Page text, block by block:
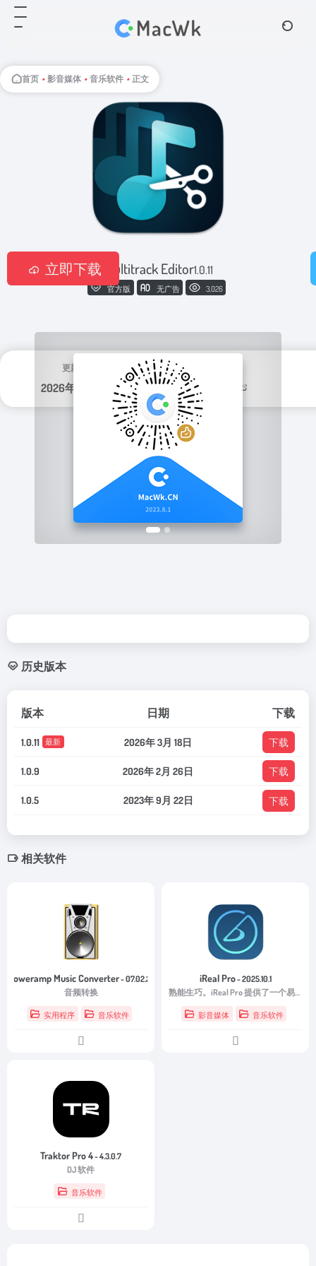
首页 • 影音媒体 • 音乐软件 • 正文
Multitrack Editor1.0.11
官方版 无广告 3,026
更新日期：
2026年 3月 18日 音乐软件
立即下载
历史版本
版本 日期 下载
1.0.11 最新 2026年 3月 18日 下载
1.0.9 2026年 2月 26日 下载
1.0.5 2023年 9月 22日 下载
相关软件
Music Converter- 07.02.2025
音频转换
实用程序 音乐软件
iReal Pro- 2025.10.1
熟能生巧。iReal Pro 提供了一个易于使用的工具，可以帮助任何级别的音乐家掌握他们的艺术。
影音媒体 音乐软件
Traktor Pro 4- 4.3.0.7
DJ 软件
音乐软件